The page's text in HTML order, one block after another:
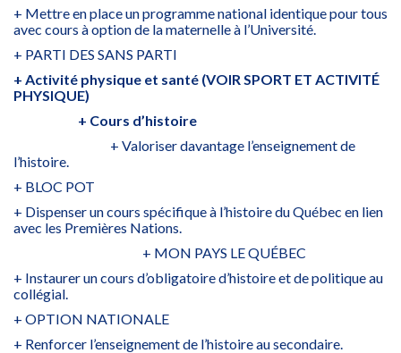
+ Mettre en place un programme national identique pour tous
avec cours à option de la maternelle à l’Université.
+ PARTI DES SANS PARTI
+ Activité physique et santé (VOIR SPORT ET ACTIVITÉ
PHYSIQUE)
+ Cours d’histoire
+ Valoriser davantage l’enseignement de
l’histoire.
+ BLOC POT
+ Dispenser un cours spécifique à l’histoire du Québec en lien
avec les Premières Nations.
+ MON PAYS LE QUÉBEC
+ Instaurer un cours d’obligatoire d’histoire et de politique au
collégial.
+ OPTION NATIONALE
+ Renforcer l’enseignement de l’histoire au secondaire.